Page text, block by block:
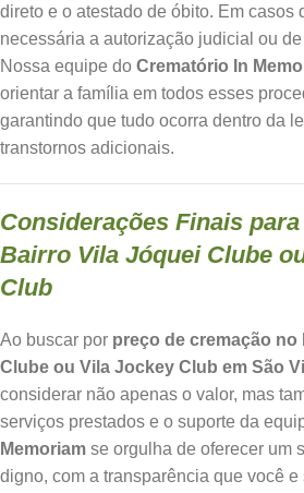
direto e o atestado de óbito. Em casos
necessária a autorização judicial ou
Nossa equipe do Crematório In
orientar a família em todos esses
garantindo que tudo ocorra dentro da
transtornos adicionais.
Considerações Finais
Bairro Vila Jóquei Clube
Club
Ao buscar por preço de cremação
Clube ou Vila Jockey Club em São
considerar não apenas o valor, mas
serviços prestados e o suporte da
Memoriam se orgulha de oferecer um
digno, com a transparência que você